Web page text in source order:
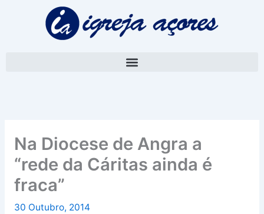
Na Diocese de Angra a
“rede da Cáritas ainda é
fraca”
30 Outubro, 2014